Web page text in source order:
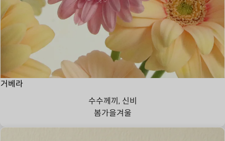
거베라
수수께끼, 신비
봄가을겨울